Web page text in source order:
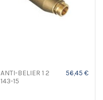
ANTI-BELIER 1 2
143-15
56,45 €